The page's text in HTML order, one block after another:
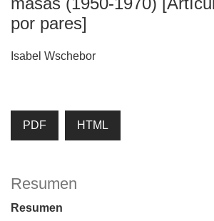
por pares]
Isabel Wschebor
PDF HTML
Resumen
Resumen